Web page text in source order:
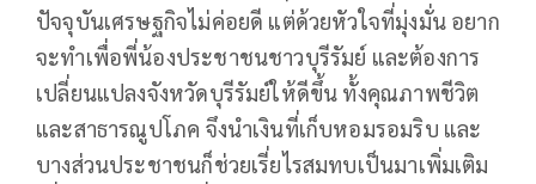
ปัจจุบันเศรษฐกิจไม่ค่อยดี แต่ด้วยหัวใจที่มุ่งมั่น อยาก
จะทำเพื่อพี่น้องประชาชนชาวบุรีรัมย์ และต้องการ
เปลี่ยนแปลงจังหวัดบุรีรัมย์ให้ดีขึ้น ทั้งคุณภาพชีวิต
และสาธารณูปโภค จึงนำเงินที่เก็บหอมรอมริบ และ
บางส่วนประชาชนก็ช่วยเรี่ยไรสมทบเป็นมาเพิ่มเติม